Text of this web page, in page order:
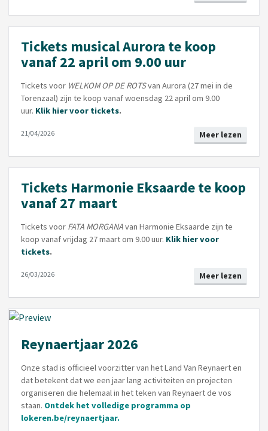
Tickets musical Aurora te koop
vanaf 22 april om 9.00 uur
Tickets voor WELKOM OP DE ROTSvan Aurora (27 mei in de
Torenzaal) zijn te koop vanaf woensdag 22 april om 9.00
uur. Klik hier voor tickets.
Meer lezen
21/04/2026
Tickets Harmonie Eksaarde te koop
vanaf 27 maart
Tickets voor FATA MORGANAvan Harmonie Eksaarde zijn te
koop vanaf vrijdag 27 maart om 9.00 uur. Klik hier voor
tickets.
Meer lezen
26/03/2026
Reynaertjaar 2026
Onze stad is officieel voorzitter van het Land Van Reynaert en
dat betekent dat we een jaar lang activiteiten en projecten
organiseren die helemaal in het teken van Reynaert de vos
staan. Ontdek het volledige programma op
lokeren.be/reynaertjaar.